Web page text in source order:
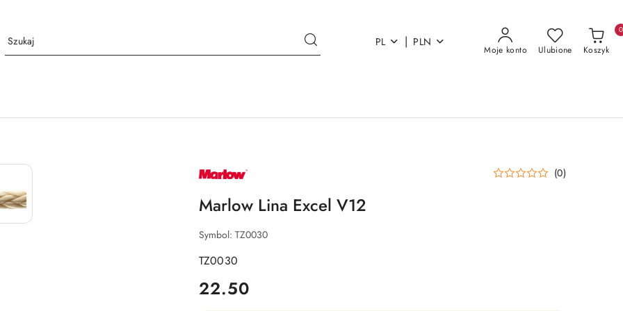
PL | PLN
Moje konto Ulubione Koszyk
0
NAZWA
PRODUCENTA: (0)
Marlow Lina Excel V12
Symbol: TZ0030
TZ0030
cena:
22.50